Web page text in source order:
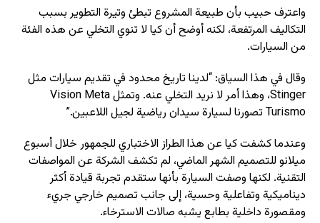
واعترف حبيب بأن طبيعة المشروع تبطئ وتيرة التطوير بسبب
التكاليف المرتفعة، لكنه أوضح أن كيا لا تنوي التخلي عن هذه الفئة
من السيارات.
وقال في هذا السياق: “لدينا تاريخ محدود في تقديم سيارات مثل
Stinger، وهذا أمر لا نريد التخلي عنه. وتمثل Vision Meta
Turismo تصورنا لسيارة سيدان رياضية لجيل اللاعبين.”
وعندما كشفت كيا عن هذا الطراز الاختباري للجمهور خلال أسبوع
ميلانو للتصميم الشهر الماضي، لم تكشف الشركة عن المواصفات
التقنية. لكنها وصفت السيارة بأنها ستقدم تجربة قيادة أكثر
ديناميكية وتفاعلية وحسية، إلى جانب تصميم خارجي جريء
ومقصورة داخلية بطابع يشبه صالات الاسترخاء.